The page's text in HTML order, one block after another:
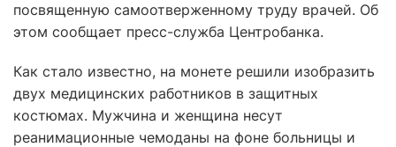
посвященную самоотверженному труду врачей. Об
этом сообщает пресс-служба Центробанка.
Как стало известно, на монете решили изобразить
двух медицинских работников в защитных
костюмах. Мужчина и женщина несут
реанимационные чемоданы на фоне больницы и